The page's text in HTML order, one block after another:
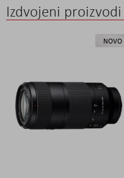
Izdvojeni proizvodi
NOVO